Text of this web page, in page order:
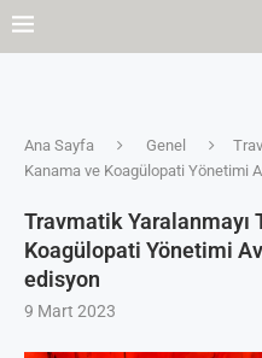
Ana Sayfa Genel
Kanama ve Koagülopati Yönetimi
Travmatik Yaralanmayı
Koagülopati Yönetimi
edisyon
9 Mart 2023